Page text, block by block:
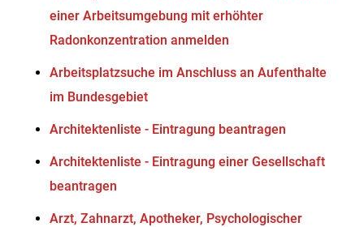
einer Arbeitsumgebung mit erhöhter
Radonkonzentration anmelden
Arbeitsplatzsuche im Anschluss an Aufenthalte
im Bundesgebiet
Architektenliste - Eintragung beantragen
Architektenliste - Eintragung einer Gesellschaft
beantragen
Arzt, Zahnarzt, Apotheker, Psychologischer